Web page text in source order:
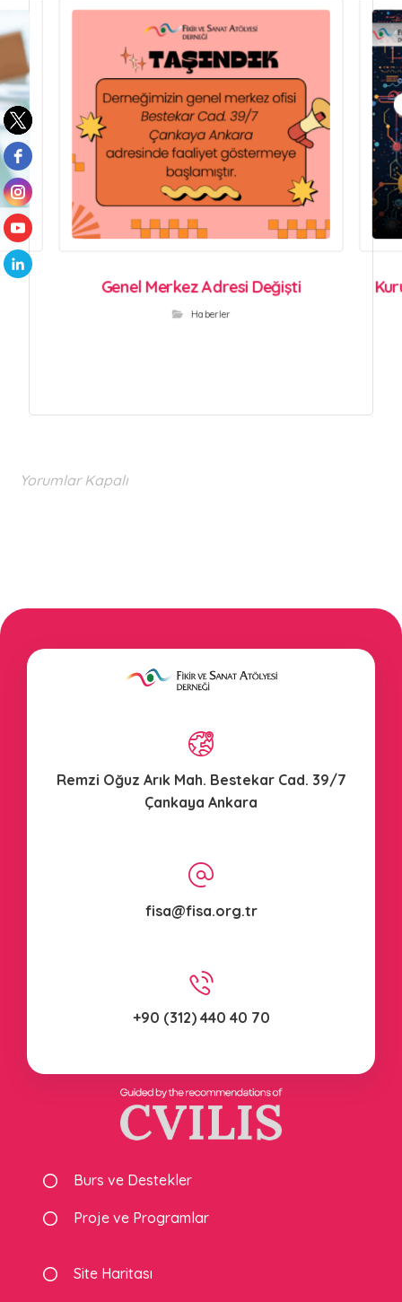
Genel Merkez Adresi Değişti
Haberler
Yorumlar Kapalı
Remzi Oğuz Arık Mah. Bestekar Cad. 39/7
Çankaya Ankara
fisa@fisa.org.tr
+90 (312) 440 40 70
Burs ve Destekler
Proje ve Programlar
Site Haritası